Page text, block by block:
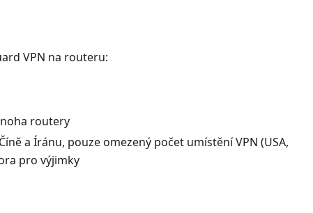
VPN na routeru:
routery
a Íránu, pouze omezený počet umístění VPN (USA,
pro výjimky